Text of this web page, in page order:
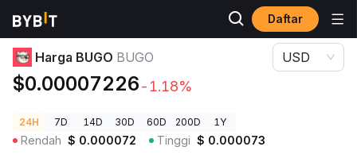
Daftar
Harga Kripto
Harga BUGO BUGO
$0.00007226-1.18%
USD
24H 7D 14D 30D 60D 200D 1Y
Rendah $ 0.000072 Tinggi $ 0.000073